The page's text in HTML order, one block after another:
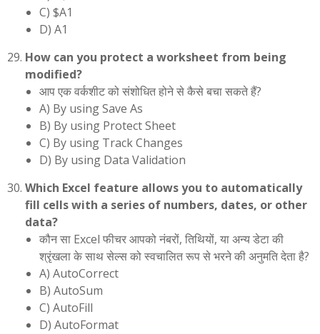
C) $A1
D) A1
How can you protect a worksheet from being
modified?
आप एक वर्कशीट को संशोधित होने से कैसे बचा सकते हैं?
A) By using Save As
B) By using Protect Sheet
C) By using Track Changes
D) By using Data Validation
Which Excel feature allows you to automatically
fill cells with a series of numbers, dates, or other
data?
कौन सा Excel फीचर आपको नंबरों, तिथियों, या अन्य डेटा की
श्रृंखला के साथ सेल्स को स्वचालित रूप से भरने की अनुमति देता है?
A) AutoCorrect
B) AutoSum
C) AutoFill
D) AutoFormat